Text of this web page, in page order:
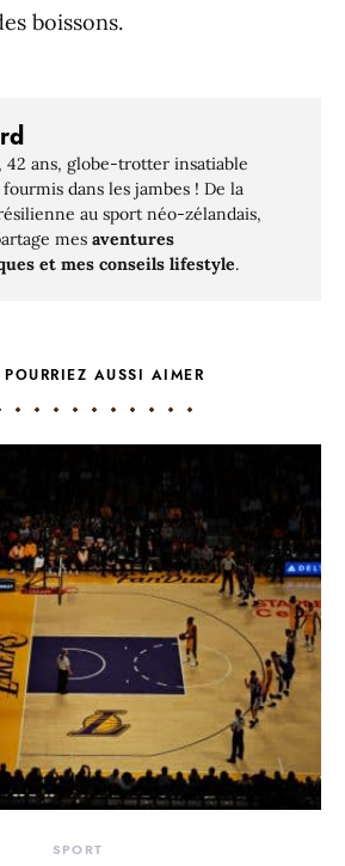
boissons.
42 ans, globe-trotter insatiable
fourmis dans les jambes ! De la
au sport néo-zélandais,
mes aventures
et mes conseils lifestyle.
AUSSI AIMER
SPORT